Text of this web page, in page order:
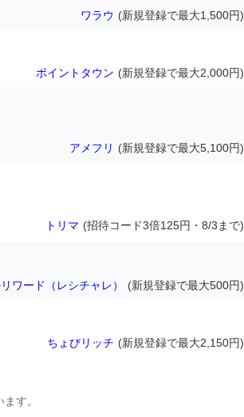
ワラウ (新規登録で最大1,500円)
ポイントタウン (新規登録で最大2,000円)
アメフリ (新規登録で最大5,100円)
トリマ (招待コード3倍125円・8/3まで)
ワード（レシチャレ） (新規登録で最大500円)
ちょびリッチ (新規登録で最大2,150円)
す。